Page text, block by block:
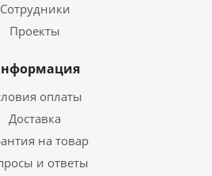
Сотрудники
Проекты
оплаты
Доставка
на товар
и ответы